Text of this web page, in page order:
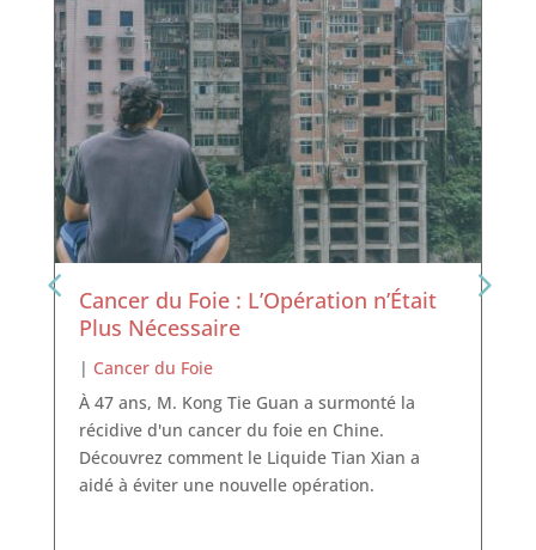
Cancer du Foie : L’Opération n’Était
Plus Nécessaire
| Cancer du Foie
À 47 ans, M. Kong Tie Guan a surmonté la
récidive d'un cancer du foie en Chine.
Découvrez comment le Liquide Tian Xian a
aidé à éviter une nouvelle opération.